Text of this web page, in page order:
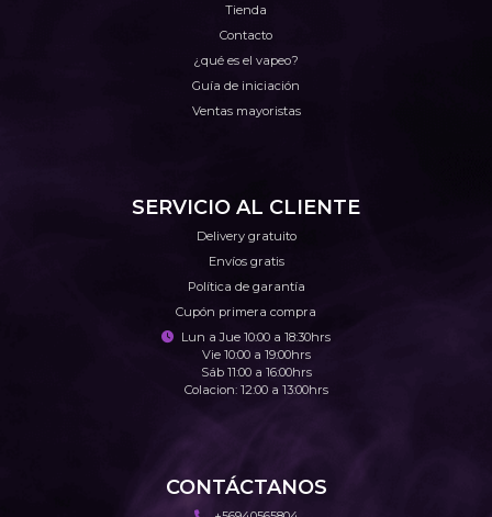
Tienda
Contacto
¿qué es el vapeo?
Guía de iniciación
Ventas mayoristas
SERVICIO AL CLIENTE
Delivery gratuito
Envíos gratis
Política de garantía
Cupón primera compra
Lun a Jue 10:00 a 18:30hrs
Vie 10:00 a 19:00hrs
Sáb 11:00 a 16:00hrs
Colacion: 12:00 a 13:00hrs
CONTÁCTANOS